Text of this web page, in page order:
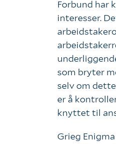
Forbund har
interesser.
som bryter
selv om
er å
knyttet til
Grieg